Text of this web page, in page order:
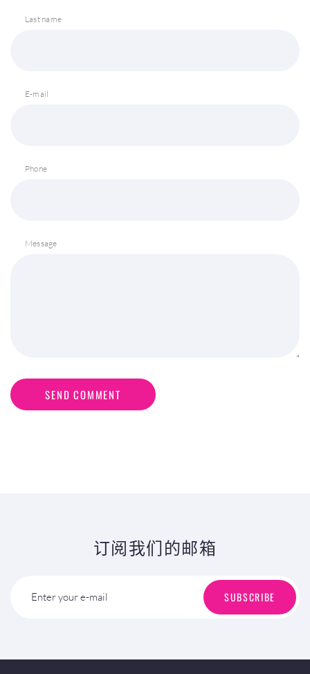
Last name
E-mail
Phone
Message
SEND COMMENT
订阅我们的邮箱
Enter your e-mail SUBSCRIBE